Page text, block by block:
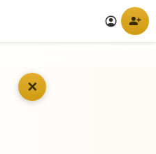
account_circle person_add
✕